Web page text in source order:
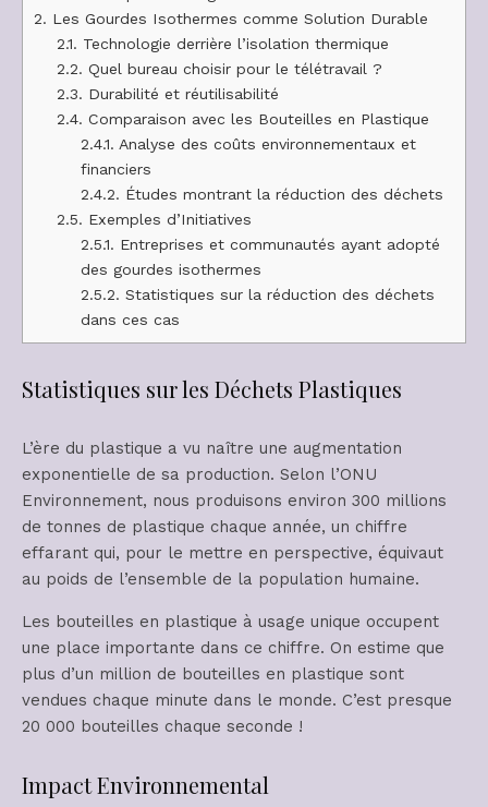
2. Les Gourdes Isothermes comme Solution Durable
2.1. Technologie derrière l’isolation thermique
2.2. Quel bureau choisir pour le télétravail ?
2.3. Durabilité et réutilisabilité
2.4. Comparaison avec les Bouteilles en Plastique
2.4.1. Analyse des coûts environnementaux et
financiers
2.4.2. Études montrant la réduction des déchets
2.5. Exemples d’Initiatives
2.5.1. Entreprises et communautés ayant adopté
des gourdes isothermes
2.5.2. Statistiques sur la réduction des déchets
dans ces cas
Statistiques sur les Déchets Plastiques
L’ère du plastique a vu naître une augmentation
exponentielle de sa production. Selon l’ONU
Environnement, nous produisons environ 300 millions
de tonnes de plastique chaque année, un chiffre
effarant qui, pour le mettre en perspective, équivaut
au poids de l’ensemble de la population humaine.
Les bouteilles en plastique à usage unique occupent
une place importante dans ce chiffre. On estime que
plus d’un million de bouteilles en plastique sont
vendues chaque minute dans le monde. C’est presque
20 000 bouteilles chaque seconde !
Impact Environnemental